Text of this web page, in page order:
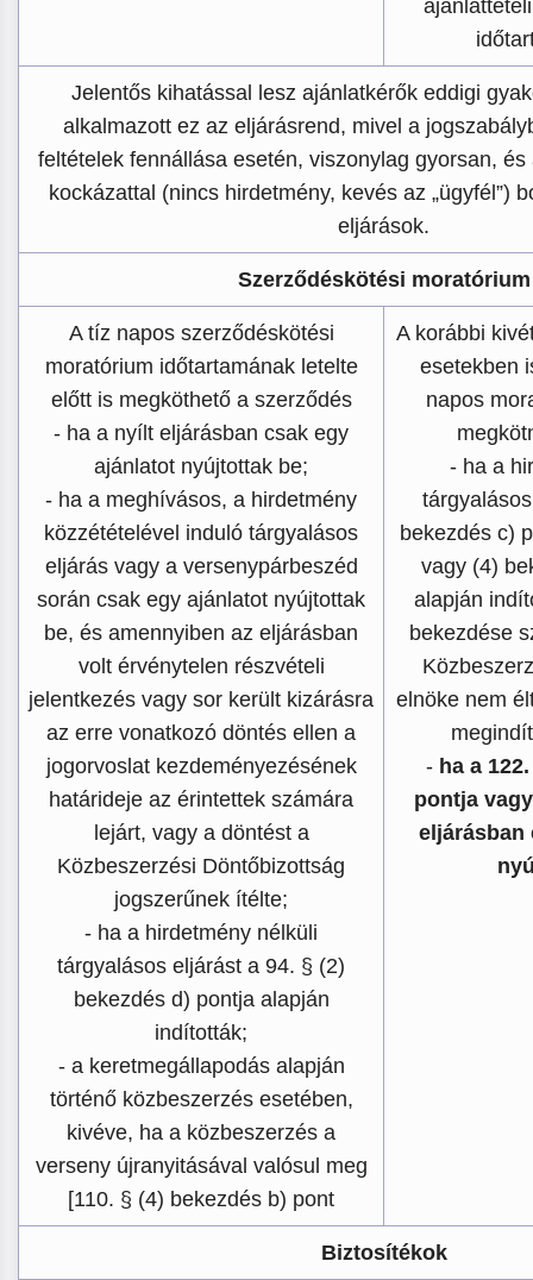
Jelentős kihatással lesz ajánlatkérők eddigi
alkalmazott ez az eljárásrend, mivel a
feltételek fennállása esetén, viszonylag gyorsan,
kockázattal (nincs hirdetmény, kevés az „ügyfél”)
eljárások.
Szerződéskötési moratórium
A tíz napos szerződéskötési
moratórium időtartamának letelte
előtt is megköthető a szerződés
- ha a nyílt eljárásban csak egy
ajánlatot nyújtottak be;
- ha a meghívásos, a hirdetmény
közzétételével induló tárgyalásos
eljárás vagy a versenypárbeszéd
során csak egy ajánlatot nyújtottak
be, és amennyiben az eljárásban
volt érvénytelen részvételi
jelentkezés vagy sor került kizárásra
az erre vonatkozó döntés ellen a
jogorvoslat kezdeményezésének
határideje az érintettek számára
lejárt, vagy a döntést a
Közbeszerzési Döntőbizottság
jogszerűnek ítélte;
- ha a hirdetmény nélküli
tárgyalásos eljárást a 94. § (2)
bekezdés d) pontja alapján
indították;
- a keretmegállapodás alapján
történő közbeszerzés esetében,
kivéve, ha a közbeszerzés a
verseny újranyitásával valósul meg
[110. § (4) bekezdés b) pont
A korábbi
esetekben
napos
- ha a
bekezdés c)
vagy (4)
alapján
bekezdése
elnöke nem
- ha a
pontja
eljárásban
Biztosítékok